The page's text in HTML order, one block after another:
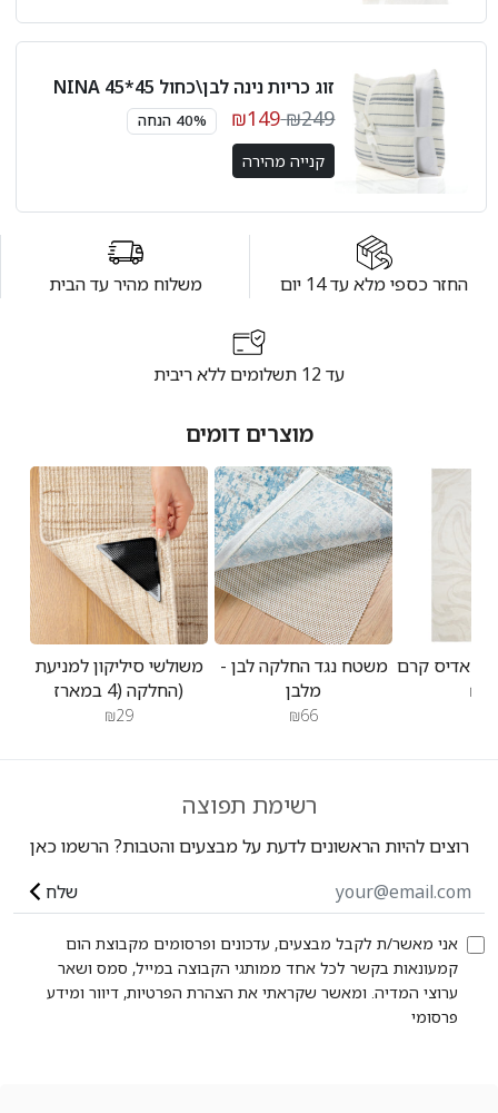
זוג כריות נינה לבן\כחול 45*45 NINA
₪249
₪149 40% הנחה
קנייה מהירה
החזר כספי מלא עד 14 יום משלוח מהיר עד הבית
עד 12 תשלומים ללא ריבית
מוצרים דומים
משולשי סיליקון למניעת
החלקה (4 במארז)
₪29
משטח נגד החלקה לבן -
מלבן
₪66
רשימת תפוצה
רוצים להיות הראשונים לדעת על מבצעים והטבות? הרשמו כאן
שלח
אני מאשר/ת לקבל מבצעים, עדכונים ופרסומים מקבוצת הום
קמעונאות בקשר לכל אחד ממותגי הקבוצה במייל, סמס ושאר
ערוצי המדיה. ומאשר שקראתי את הצהרת הפרטיות, דיוור ומידע
פרסומי